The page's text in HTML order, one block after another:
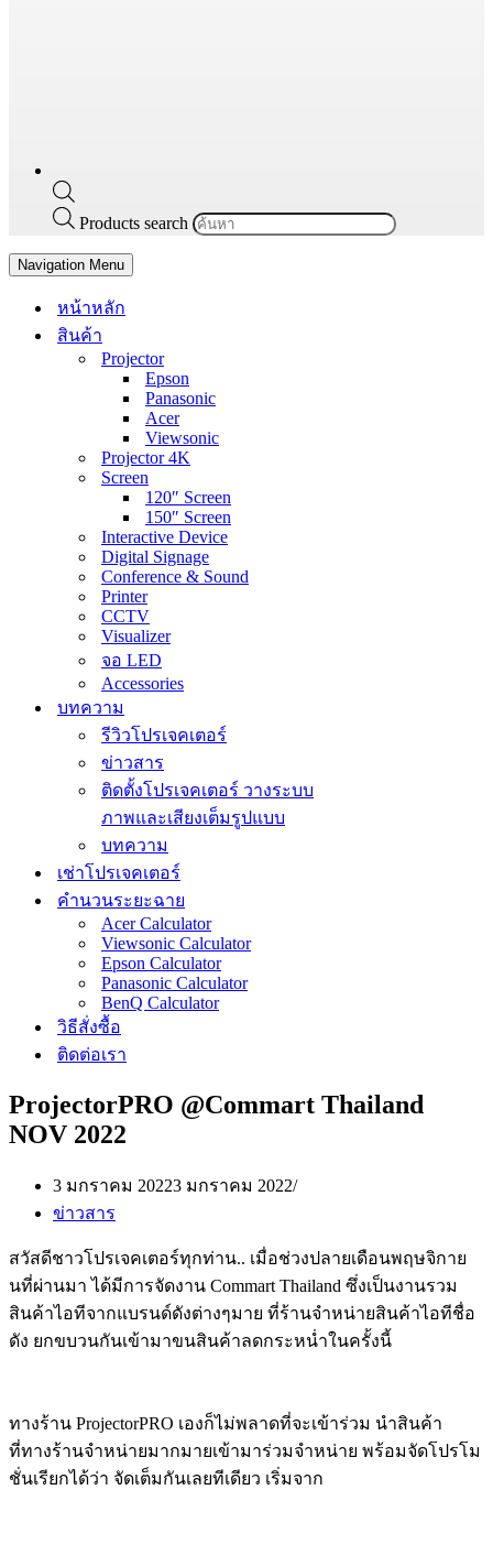
Products search
Navigation Menu
หน้าหลัก
สินค้า
Projector
Epson
Panasonic
Acer
Viewsonic
Projector 4K
Screen
120″ Screen
150″ Screen
Interactive Device
Digital Signage
Conference & Sound
Printer
CCTV
Visualizer
จอ LED
Accessories
บทความ
รีวิวโปรเจคเตอร์
ข่าวสาร
ติดตั้งโปรเจคเตอร์ วางระบบ
ภาพและเสียงเต็มรูปแบบ
บทความ
เช่าโปรเจคเตอร์
คำนวนระยะฉาย
Acer Calculator
Viewsonic Calculator
Epson Calculator
Panasonic Calculator
BenQ Calculator
วิธีสั่งซื้อ
ติดต่อเรา
ProjectorPRO @Commart Thailand
NOV 2022
3 มกราคม 20223 มกราคม 2022
ข่าวสาร
สวัสดีชาวโปรเจคเตอร์ทุกท่าน.. เมื่อช่วงปลายเดือนพฤษจิกาย
นที่ผ่านมา ได้มีการจัดงาน Commart Thailand ซึ่งเป็นงานรวม
สินค้าไอทีจากแบรนด์ดังต่างๆมาย ที่ร้านจำหน่ายสินค้าไอทีชื่อ
ดัง ยกขบวนกันเข้ามาขนสินค้าลดกระหน่ำในครั้งนี้
ทางร้าน ProjectorPRO เองก็ไม่พลาดที่จะเข้าร่วม นำสินค้า
ที่ทางร้านจำหน่ายมากมายเข้ามาร่วมจำหน่าย พร้อมจัดโปรโม
ชั่นเรียกได้ว่า จัดเต็มกันเลยทีเดียว เริ่มจาก